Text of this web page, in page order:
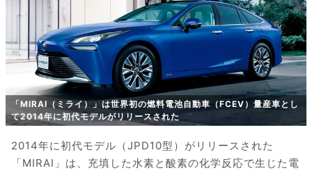
「MIRAI（ミライ）」は世界初の燃料電池自動車（FCEV）量産車とし
て2014年に初代モデルがリリースされた
2014年に初代モデル（JPD10型）がリリースされた
「MIRAI」は、充填した水素と酸素の化学反応で生じた電